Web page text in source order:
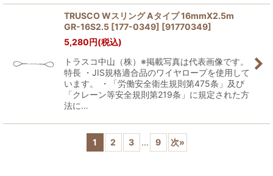
TRUSCO Wスリング Aタイプ 16mmX2.5m
GR-16S2.5 [177-0349] [91770349]
5,280円(税込)
トラスコ中山（株）※掲載写真は代表画像です。
特長 ・JIS規格適合品のワイヤロープを使用して
います。 ・「労働安全衛生規則第475条」及び
「クレーン等安全規則第219条」に規定された方
法に…
1 2 3 ... 9 次»